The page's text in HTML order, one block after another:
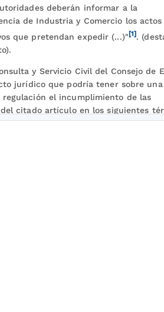
deberán informar a la
de Industria y Comercio los actos
que pretendan expedir (...)" [1] .
y Servicio Civil del Consejo de
jurídico que podría tener sobre una
el incumplimiento de las
citado artículo en los siguientes